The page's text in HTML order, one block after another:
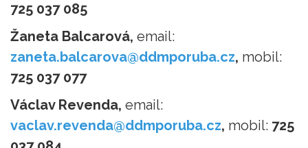
725 037 085
Žaneta Balcarová, email:
zaneta.balcarova@ddmporuba.cz, mobil:
725 037 077
Václav Revenda, email:
vaclav.revenda@ddmporuba.cz, mobil: 725